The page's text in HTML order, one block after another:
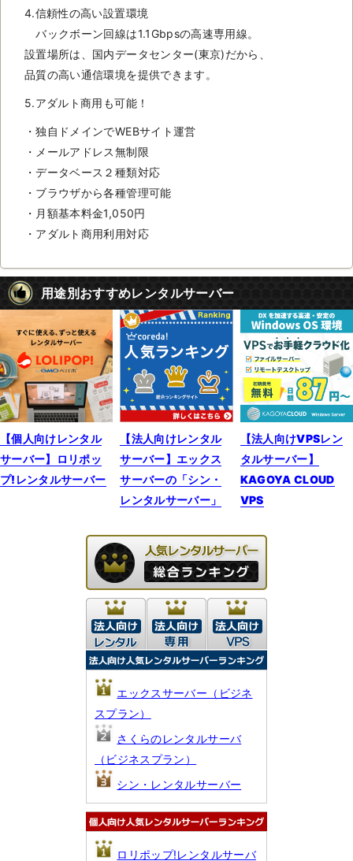
4.信頼性の高い設置環境
バックボーン回線は1.1Gbpsの高速専用線。
設置場所は、国内データセンター(東京)だから、
品質の高い通信環境を提供できます。
5.アダルト商用も可能！
・独自ドメインでWEBサイト運営
・メールアドレス無制限
・データベース２種類対応
・ブラウザから各種管理可能
・月額基本料金1,050円
・アダルト商用利用対応
用途別おすすめレンタルサーバー
【個人向けレンタル
サーバー】ロリポッ
プ!レンタルサーバー
【法人向けレンタル
サーバー】エックス
サーバーの「シン・
レンタルサーバー」
【法人向けVPSレン
タルサーバー】
KAGOYA CLOUD
VPS
エックスサーバー（ビジネ
スプラン）
さくらのレンタルサーバ
（ビジネスプラン）
シン・レンタルサーバー
ロリポップ!レンタルサーバ